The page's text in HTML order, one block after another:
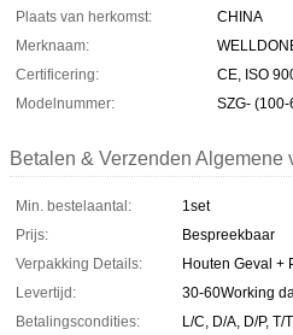
Plaats van herkomst:
CHINA
Merknaam:
Certificering:
CE, ISO
Modelnummer:
SZG-
Betalen & Verzenden Algemene
Min. bestelaantal:
1set
Prijs:
Bespreekbaar
Verpakking Details:
Houten Geval +
Levertijd:
30-60Working
Betalingscondities:
L/C, D/A, D/P, T/